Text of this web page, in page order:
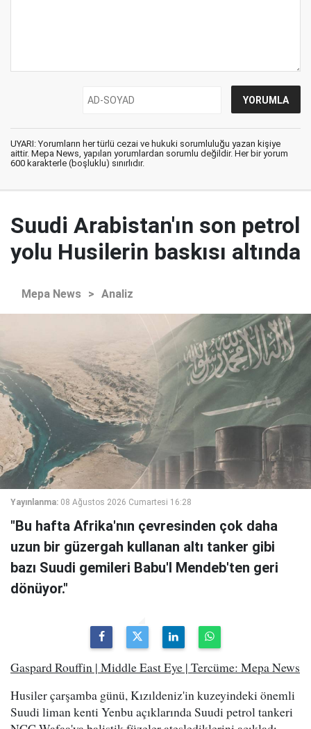
UYARI: Yorumların her türlü cezai ve hukuki sorumluluğu yazan kişiye
aittir. Mepa News, yapılan yorumlardan sorumlu değildir. Her bir yorum
600 karakterle (boşluklu) sınırlıdır.
Suudi Arabistan'ın son petrol
yolu Husilerin baskısı altında
Mepa News > Analiz
Yayınlanma: 08 Ağustos 2026 Cumartesi 16:28
"Bu hafta Afrika'nın çevresinden çok daha
uzun bir güzergah kullanan altı tanker gibi
bazı Suudi gemileri Babu'l Mendeb'ten geri
dönüyor."
Gaspard Rouffin | Middle East Eye | Tercüme: Mepa News
Husiler çarşamba günü, Kızıldeniz'in kuzeyindeki önemli
Suudi liman kenti Yenbu açıklarında Suudi petrol tankeri